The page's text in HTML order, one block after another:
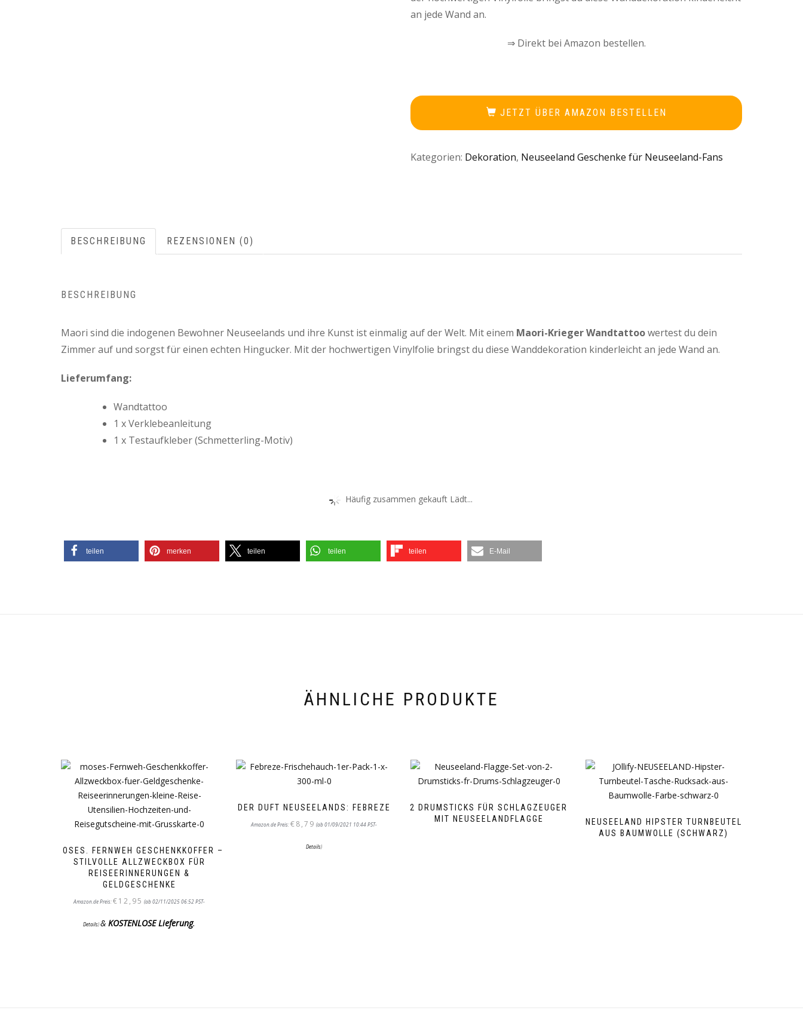
an jede Wand an.
⇒ Direkt bei Amazon bestellen.
JETZT ÜBER AMAZON BESTELLEN
Kategorien: Dekoration, Neuseeland Geschenke für Neuseeland-Fans
BESCHREIBUNG REZENSIONEN (0)
BESCHREIBUNG
Maori sind die indogenen Bewohner Neuseelands und ihre Kunst ist einmalig auf der Welt. Mit einem Maori-Krieger Wandtattoowertest du dein
Zimmer auf und sorgst für einen echten Hingucker. Mit der hochwertigen Vinylfolie bringst du diese Wanddekoration kinderleicht an jede Wand an.
Lieferumfang:
Wandtattoo
1 x Verklebeanleitung
1 x Testaufkleber (Schmetterling-Motiv)
Häufig zusammen gekauft Lädt...
teilen merken teilen teilen teilen E-Mail
ÄHNLICHE PRODUKTE
MOSES. FERNWEH GESCHENKKOFFER –
STILVOLLE ALLZWECKBOX FÜR
REISEERINNERUNGEN &
GELDGESCHENKE
Amazon.de Preis:€12,95 (ab 02/11/2025 06:52 PST-
Details)&KOSTENLOSE Lieferung.
DER DUFT NEUSEELANDS: FEBREZE
Amazon.de Preis:€8,79 (ab 01/09/2021 10:44 PST-
Details)
2 DRUMSTICKS FÜR SCHLAGZEUGER
MIT NEUSEELANDFLAGGE
NEUSEELAND HIPSTER TURNBEUTEL
AUS BAUMWOLLE (SCHWARZ)